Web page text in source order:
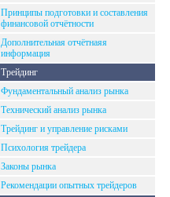
Принципы подготовки и составления
финансовой отчётности
Дополнительная отчётнаяя
информация
Трейдинг
Фундаментальный анализ рынка
Технический анализ рынка
Трейдинг и управление рисками
Психология трейдера
Законы рынка
Рекомендации опытных трейдеров